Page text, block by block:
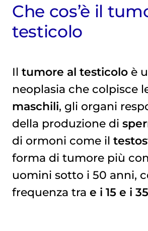
Che cos’è il
testicolo
Il tumore al testicoloè
neoplasia che colpisce
maschili, gli organi
della produzione di
di ormoni come il
forma di tumore più
uomini sotto i 50 anni,
frequenza tra e i 15 e i